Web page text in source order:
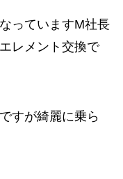
っていますM社長
レメント交換で
すが綺麗に乗ら